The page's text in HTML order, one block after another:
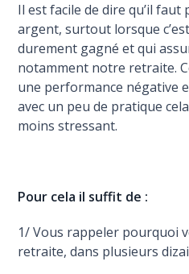
Il est facile de dire qu’il
argent, surtout lorsque
durement gagné et qui
notamment notre retraite.
une performance négative
avec un peu de pratique
moins stressant.
Pour cela il suffit de :
1/ Vous rappeler pourquoi
retraite, dans plusieurs